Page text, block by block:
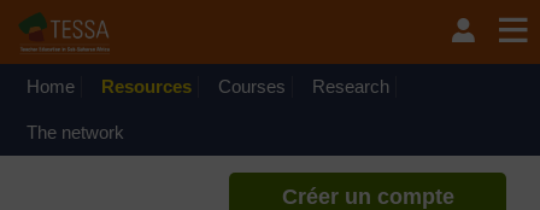
Home Resources Courses Research
The network
Si vous créez un compte, vous
pouvez établir un profil
Créer un compte